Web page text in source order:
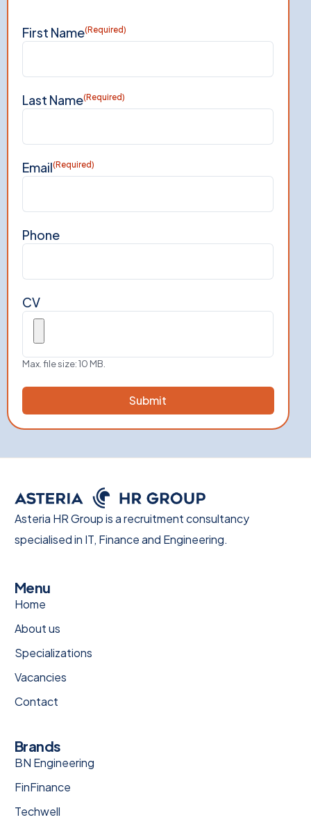
First Name(Required)
Last Name(Required)
Email(Required)
Phone
CV
Max. file size: 10 MB.
Asteria HR Group is a recruitment consultancy
specialised in IT, Finance and Engineering.
Menu
Home
About us
Specializations
Vacancies
Contact
Brands
BN Engineering
FinFinance
Techwell